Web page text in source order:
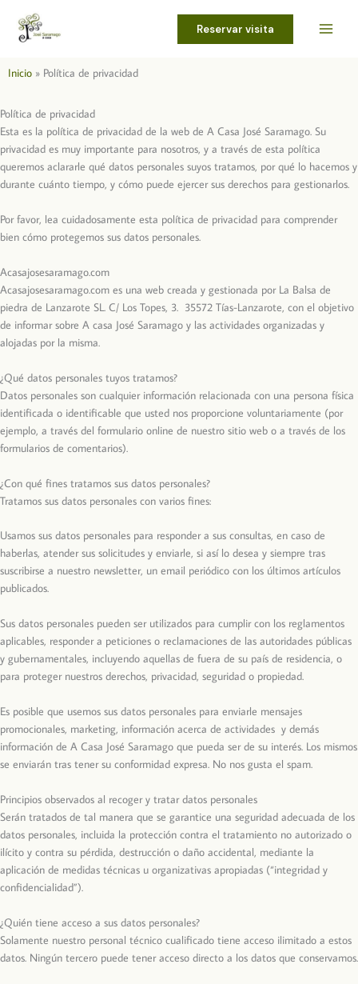
contenido
Reservar visita
Inicio Política de privacidad
Política de privacidad
Esta es la política de privacidad de la web de A Casa José Saramago. Su
privacidad es muy importante para nosotros, y a través de esta política
queremos aclararle qué datos personales suyos tratamos, por qué lo hacemos y
durante cuánto tiempo, y cómo puede ejercer sus derechos para gestionarlos.
Por favor, lea cuidadosamente esta política de privacidad para comprender
bien cómo protegemos sus datos personales.
Acasajosesaramago.com
Acasajosesaramago.com es una web creada y gestionada porLa Balsa de
piedra de Lanzarote SL. C/ Los Topes, 3. 35572 Tías-Lanzarote, con el objetivo
de informar sobre A casa José Saramago y las actividades organizadas y
alojadas por la misma.
¿Qué datos personales tuyos tratamos?
Datos personales son cualquier información relacionada con una persona física
identificada o identificable que usted nos proporcione voluntariamente (por
ejemplo, a través del formulario online de nuestro sitio web o a través de los
formularios de comentarios).
¿Con qué fines tratamos sus datos personales?
Tratamos sus datos personales con varios fines:
Usamos sus datos personales para responder a sus consultas, en caso de
haberlas, atender sus solicitudes y enviarle, si así lo desea y siempre tras
suscribirse a nuestro newsletter, un email periódico con los últimos artículos
publicados.
Sus datos personales pueden ser utilizados para cumplir con los reglamentos
aplicables, responder a peticiones o reclamaciones de las autoridades públicas
y gubernamentales, incluyendo aquellas de fuera de su país de residencia, o
para proteger nuestros derechos, privacidad, seguridad o propiedad.
Es posible que usemos sus datos personales para enviarle mensajes
promocionales, marketing, información acerca de actividades y demás
información de A Casa José Saramago que pueda ser de su interés. Los mismos
se enviarán tras tener su conformidad expresa. No nos gusta el spam.
Principios observados al recoger y tratar datos personales
Serán tratados de tal manera que se garantice una seguridad adecuada de los
datos personales, incluida la protección contra el tratamiento no autorizado o
ilícito y contra su pérdida, destrucción o daño accidental, mediante la
aplicación de medidas técnicas u organizativas apropiadas (“integridad y
confidencialidad”).
¿Quién tiene acceso a sus datos personales?
Solamente nuestro personal técnico cualificado tiene acceso ilimitado a estos
datos. Ningún tercero puede tener acceso directo a los datos que conservamos.